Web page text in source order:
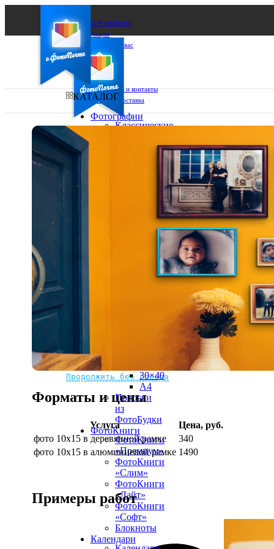
О ФотоПочте
Акции
Сделаем за вас
Бизнесу
FAQ
Франшиза
Поддержка и контакты
Оплата и доставка
Ваш город:
Выберите из списка:
Не нашли Ваш город?
Мы доставляем по всему миру
Продолжить без города
КАТАЛОГ
Фотографии
Классические
10х10
10х15
15х15
20х20
20х30
30х30
30х40
30×40
A4
Полоски
из
ФотоБудки
ФотоКниги
ФотоКниги
«Премиум»
ФотоКниги
«Слим»
ФотоКниги
«Лайт»
ФотоКниги
«Софт»
Блокноты
Календари
Форматы и цены
Услуга
Цена, руб.
фото 10х15 в деревянной рамке
340
фото 10х15 в алюминиевой рамке 1490
Примеры работ